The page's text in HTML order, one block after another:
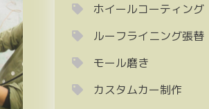
ホイールコーティング
ルーフライニング張替
モール磨き
カスタムカー制作